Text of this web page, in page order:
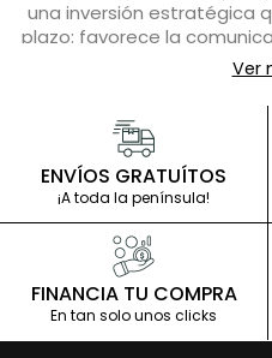
una inversión estratégica
plazo: favorece la
de conocimiento y la
colegas. Al incorporar
su diseño interior, se está
de innovación y
apreciados en el mercado
Además, las mesas
un elemento funcional,
estética que puede
trabajo en un espacio
energizante. Están
armoniosamente en
reflejando su identidad y
Ver
ENVÍOS GRATUÍTOS
¡A toda la península!
FINANCIA TU COMPRA
En tan solo unos clicks